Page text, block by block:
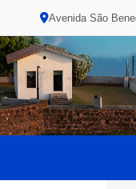
Avenida São